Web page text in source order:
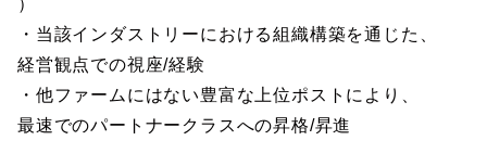
）
・当該インダストリーにおける組織構築を通じた、
経営観点での視座/経験
・他ファームにはない豊富な上位ポストにより、
最速でのパートナークラスへの昇格/昇進